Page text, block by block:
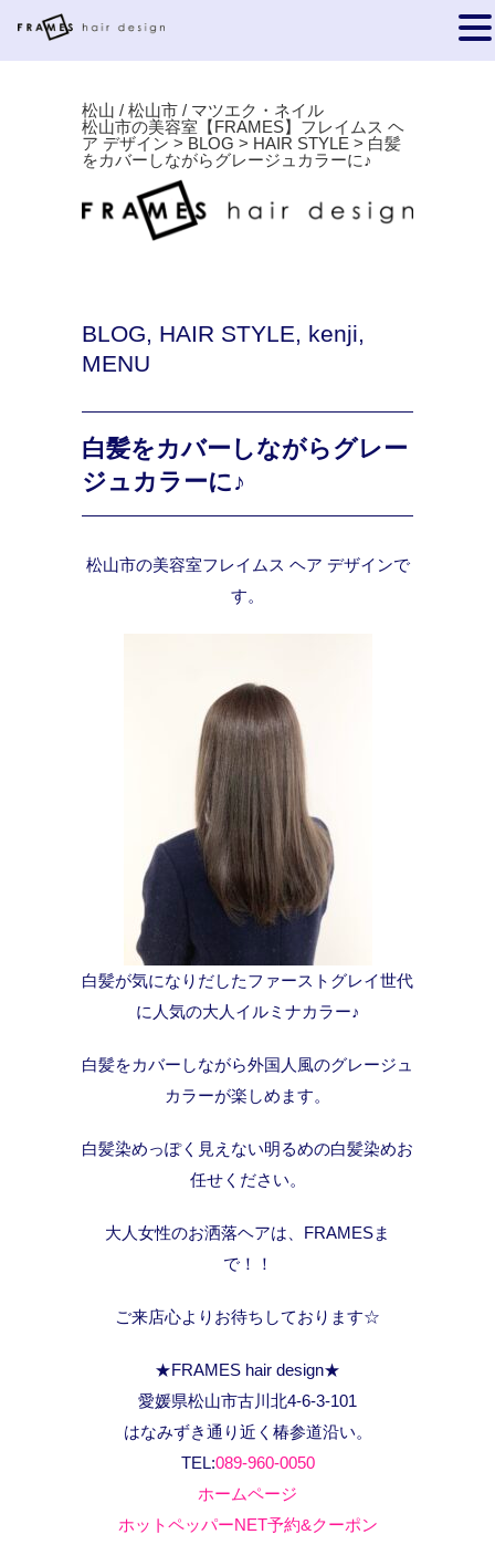
松山 / 松山市 / マツエク・ネイル
松山市の美容室【FRAMES】フレイムス ヘ
ア デザイン > BLOG > HAIR STYLE > 白髪
をカバーしながらグレージュカラーに♪
BLOG, HAIR STYLE, kenji,
MENU
白髪をカバーしながらグレー
ジュカラーに♪
松山市の美容室フレイムス ヘア デザインで
す。
白髪が気になりだしたファーストグレイ世代
に人気の大人イルミナカラー♪
白髪をカバーしながら外国人風のグレージュ
カラーが楽しめます。
白髪染めっぽく見えない明るめの白髪染めお
任せください。
大人女性のお洒落ヘアは、FRAMESま
で！！
ご来店心よりお待ちしております☆
★FRAMES hair design★
愛媛県松山市古川北4-6-3-101
はなみずき通り近く椿参道沿い。
TEL:089-960-0050
ホームページ
ホットペッパーNET予約&クーポン